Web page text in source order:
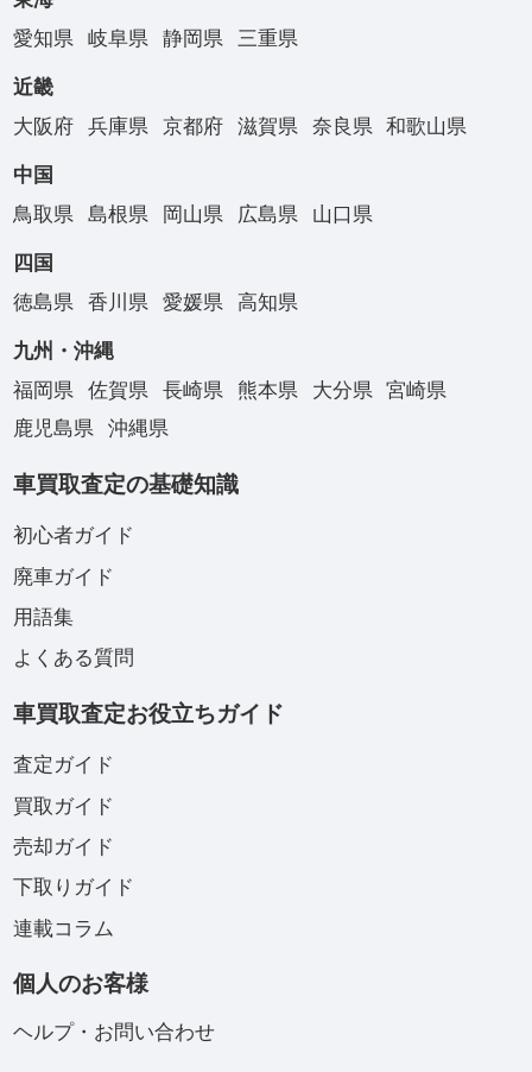
愛知県
岐阜県 静岡県 三重県
近畿
大阪府
兵庫県 京都府 滋賀県 奈良県 和歌山県
中国
鳥取県
島根県 岡山県 広島県 山口県
四国
徳島県
香川県 愛媛県 高知県
九州・沖縄
福岡県
佐賀県 長崎県 熊本県 大分県
宮崎県
鹿児島県
沖縄県
車買取査定の基礎知識
初心者ガイド
廃車ガイド
用語集
よくある質問
車買取査定お役立ちガイド
査定ガイド
買取ガイド
売却ガイド
下取りガイド
連載コラム
個人のお客様
ヘルプ・お問い合わせ